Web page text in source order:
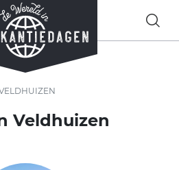
Veldhuizen